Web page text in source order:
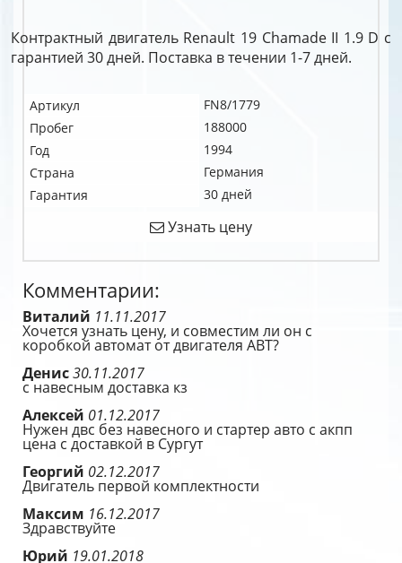
Контрактный двигатель Renault 19 Chamade II 1.9 D c
гарантией 30 дней. Поставка в течении 1-7 дней.
Артикул
FN8/1779
Пробег
188000
Год
1994
Страна
Германия
Гарантия
30 дней
Узнать цену
Комментарии:
Виталий 11.11.2017
Хочется узнать цену, и совместим ли он с
коробкой автомат от двигателя АВТ?
Денис30.11.2017
с навесным доставка кз
Алексей 01.12.2017
Нужен двс без навесного и стартер авто с акпп
цена с доставкой в Сургут
Георгий 02.12.2017
Двигатель первой комплектности
Максим 16.12.2017
Здравствуйте
Юрий 19.01.2018